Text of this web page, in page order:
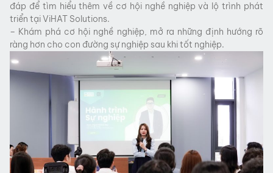
đáp để tìm hiểu thêm về cơ hội nghề nghiệp và lộ trình phát
triển tại ViHAT Solutions.
– Khám phá cơ hội nghề nghiệp, mở ra những định hướng rõ
ràng hơn cho con đường sự nghiệp sau khi tốt nghiệp.